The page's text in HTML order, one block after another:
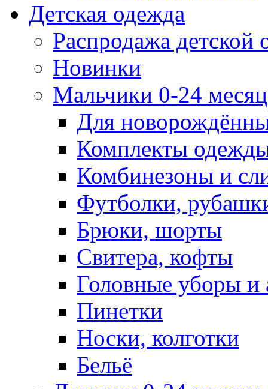
Детская одежда
Распродажа детской
Новинки
Мальчики 0-24
Для
Комплекты
Комбинезоны и
Футболки,
Брюки, шорты
Свитера, кофты
Головные уборы и
Пинетки
Носки, колготки
Бельё